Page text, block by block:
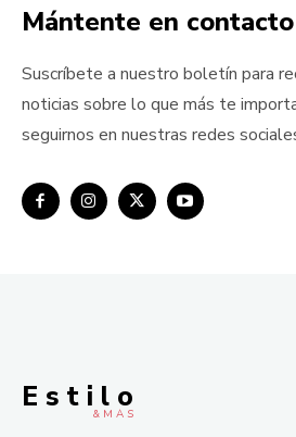
Mántente en contacto
Suscríbete a nuestro boletín para
noticias sobre lo que más te
seguirnos en nuestras redes
E s t i l o
& M À S